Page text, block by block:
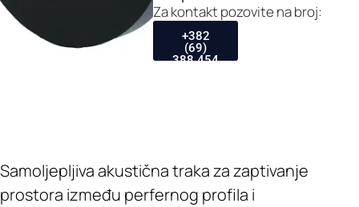
Za kontakt pozovite na broj:
+382
(69)
388 454
Samoljepljiva akustična traka za zaptivanje
prostora između perfernog profila i